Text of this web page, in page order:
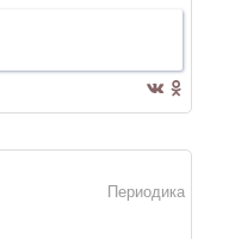
Периодика